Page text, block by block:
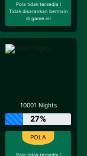
Pola tidak tersedia !
Tidak disarankan bermain
di game ini
10001 Nights
27%
Pola tidak tersedia !